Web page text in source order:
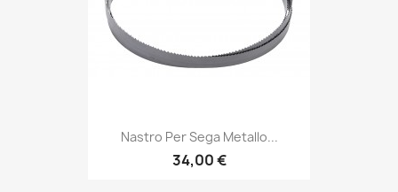
Nastro Per Sega Metallo...
34,00 €